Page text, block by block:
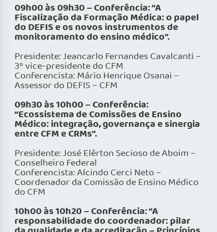
09h00 às 09h30 – Conferência: “A
Fiscalização da Formação Médica: o papel
do DEFIS e os novos instrumentos de
monitoramento do ensino médico”.
Presidente: Jeancarlo Fernandes Cavalcanti –
3º vice-presidente do CFM
Conferencista: Mário Henrique Osanai –
Assessor do DEFIS – CFM
09h30 às 10h00 – Conferência:
“Ecossistema de Comissões de Ensino
Médico: integração, governança e sinergia
entre CFM e CRMs”.
Presidente: José Elêrton Secioso de Aboim –
Conselheiro Federal
Conferencista: Alcindo Cerci Neto –
Coordenador da Comissão de Ensino Médico
do CFM
10h00 às 10h20 – Conferência: “A
responsabilidade do coordenador: pilar